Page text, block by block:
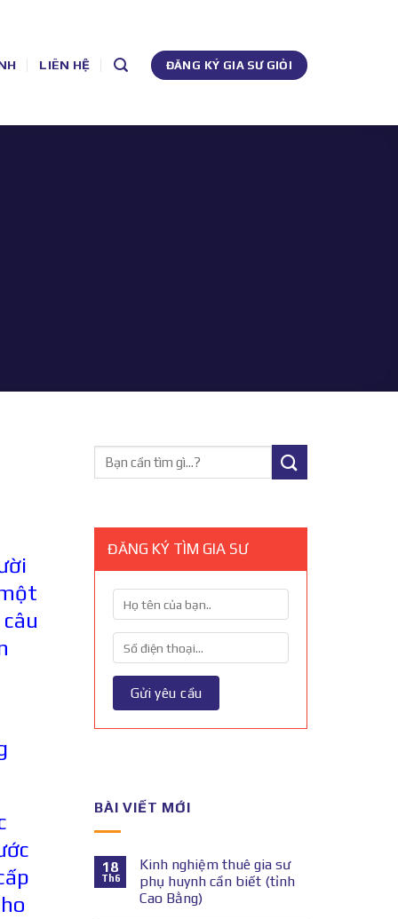
LIÊN HỆ ĐĂNG KÝ GIA SƯ GIỎI
ĐĂNG KÝ TÌM GIA SƯ
BÀI VIẾT MỚI
18
Th6
Kinh nghiệm thuê gia sư
phụ huynh cần biết (tỉnh
Cao Bằng)